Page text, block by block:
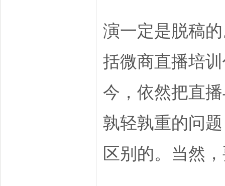
演一定是脱稿
括微商直播培
今，依然把直
孰轻孰重的问
区别的。当然